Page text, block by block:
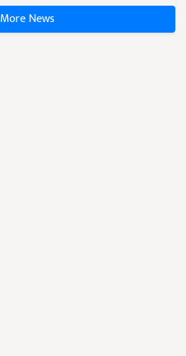
More News